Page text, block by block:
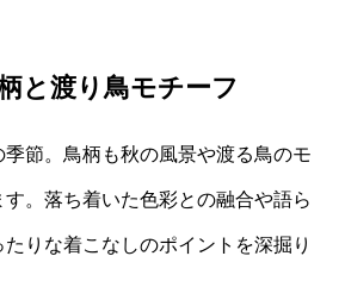
と渡り鳥モチーフ
節。鳥柄も秋の風景や渡る鳥のモ
。落ち着いた色彩との融合や語ら
りな着こなしのポイントを深掘り